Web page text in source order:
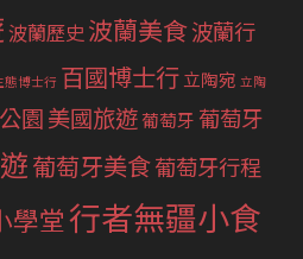
波蘭歷史波蘭美食波蘭行
態博士行 百國博士行立陶宛 立陶
園美國旅遊葡萄牙 葡萄牙
葡萄牙美食葡萄牙行程
學堂行者無疆小食